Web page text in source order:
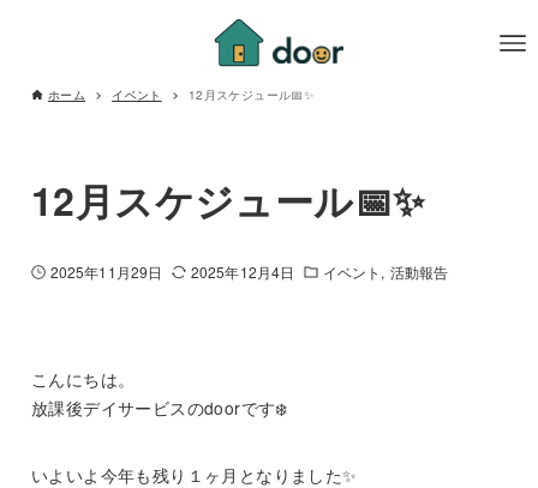
ホーム イベント 12月スケジュール📅✨
12月スケジュール📅✨
2025年11月29日 2025年12月4日 イベント 活動報告
こんにちは。
放課後デイサービスのdoorです❄️
いよいよ今年も残り１ヶ月となりました✨